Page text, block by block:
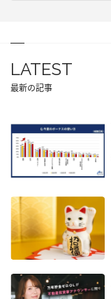
LATEST
最新の記事